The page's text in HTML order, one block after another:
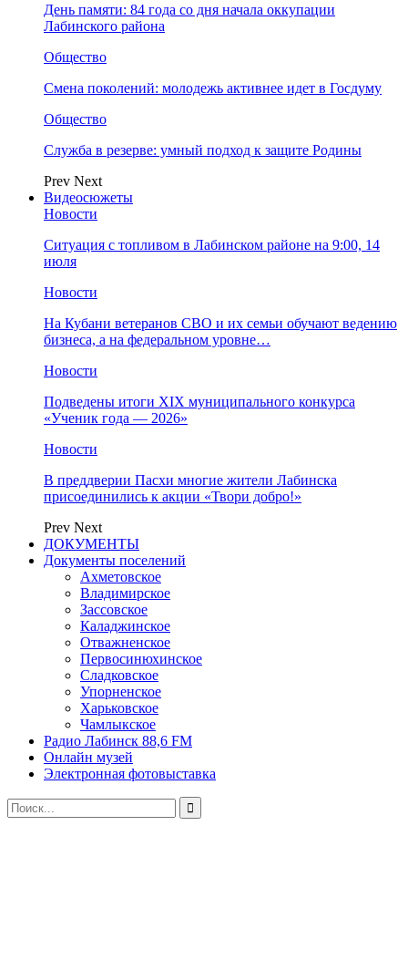
День памяти: 84 года со дня начала оккупации
Лабинского района
Общество
Смена поколений: молодежь активнее идет в Госдуму
Общество
Служба в резерве: умный подход к защите Родины
Prev Next
Видеосюжеты
Новости
Ситуация с топливом в Лабинском районе на 9:00, 14
июля
Новости
На Кубани ветеранов СВО и их семьи обучают ведению
бизнеса, а на федеральном уровне…
Новости
Подведены итоги XIX муниципального конкурса
«Ученик года — 2026»
Новости
В преддверии Пасхи многие жители Лабинска
присоединились к акции «Твори добро!»
Prev Next
ДОКУМЕНТЫ
Документы поселений
Ахметовское
Владимирское
Зассовское
Каладжинское
Отважненское
Первосинюхинское
Сладковское
Упорненское
Харьковское
Чамлыкское
Радио Лабинск 88,6 FM
Онлайн музей
Электронная фотовыставка